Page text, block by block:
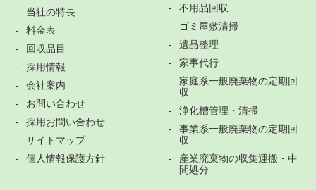
当社の特長
料金表
回収品目
採用情報
会社案内
お問い合わせ
採用お問い合わせ
サイトマップ
個人情報保護方針
不用品回収
ゴミ屋敷清掃
遺品整理
家事代行
家庭系一般廃棄物の定期回
収
浄化槽管理・清掃
事業系一般廃棄物の定期回
収
産業廃棄物の収集運搬・中
間処分